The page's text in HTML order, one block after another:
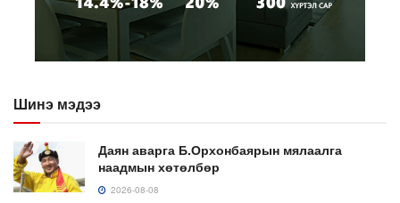
Шинэ мэдээ
Даян аварга Б.Орхонбаярын мялаалга
наадмын хөтөлбөр
2026-08-08